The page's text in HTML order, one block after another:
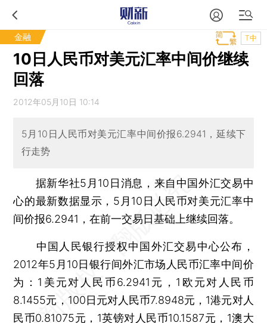
金融 T中
10日人民币对美元汇率中间价继续
回落
2012年05月10日 10:14
5月10日人民币对美元汇率中间价报6.2941，延续下
行走势
据新华社5月10日消息，来自中国外汇交易中
心的最新数据显示，5月10日人民币对美元汇率中
间价报6.2941，在前一交易日基础上继续回落。
中国人民银行授权中国外汇交易中心公布，
2012年5月10日银行间外汇市场人民币汇率中间价
为：1美元对人民币6.2941元，1欧元对人民币
8.1455元，100日元对人民币7.8948元，1港元对人
民币0.81075元，1英镑对人民币10.1587元，1澳大